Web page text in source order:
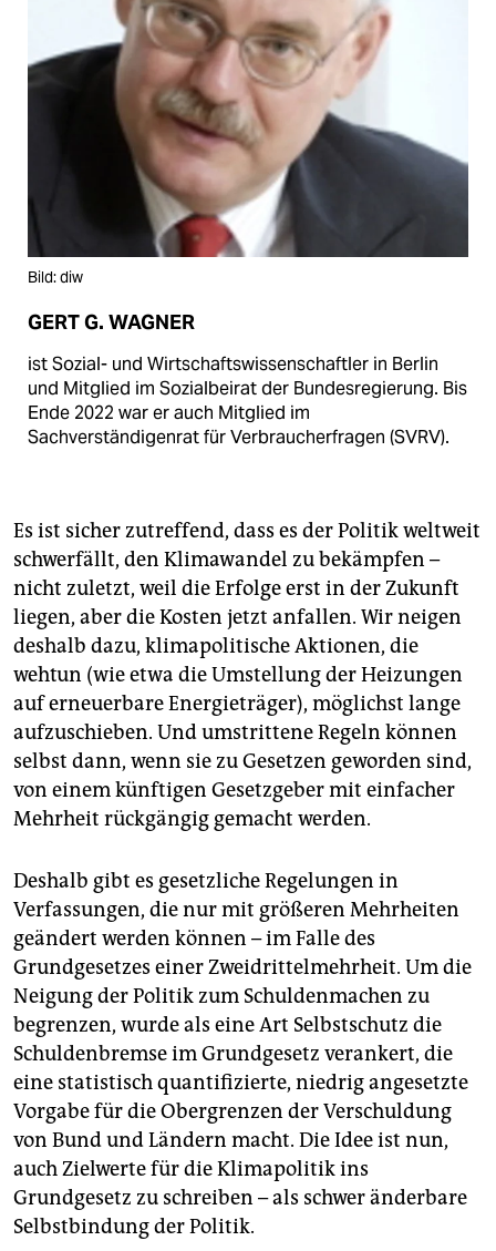
Bild: diw
GERT G. WAGNER
ist Sozial- und Wirtschaftswissenschaftler in Berlin
und Mitglied im Sozialbeirat der Bundesregierung. Bis
Ende 2022 war er auch Mitglied im
Sachverständigenrat für Verbraucherfragen (SVRV).
Es ist sicher zutreffend, dass es der Politik weltweit
schwerfällt, den Klimawandel zu bekämpfen –
nicht zuletzt, weil die Erfolge erst in der Zukunft
liegen, aber die Kosten jetzt anfallen. Wir neigen
deshalb dazu, klimapolitische Aktionen, die
wehtun (wie etwa die Umstellung der Heizungen
auf erneuerbare Energieträger), möglichst lange
aufzuschieben. Und umstrittene Regeln können
selbst dann, wenn sie zu Gesetzen geworden sind,
von einem künftigen Gesetzgeber mit einfacher
Mehrheit rückgängig gemacht werden.
Deshalb gibt es gesetzliche Regelungen in
Verfassungen, die nur mit größeren Mehrheiten
geändert werden können – im Falle des
Grundgesetzes einer Zweidrittelmehrheit. Um die
Neigung der Politik zum Schuldenmachen zu
begrenzen, wurde als eine Art Selbstschutz die
Schuldenbremse im Grundgesetz verankert, die
eine statistisch quantifizierte, niedrig angesetzte
Vorgabe für die Obergrenzen der Verschuldung
von Bund und Ländern macht. Die Idee ist nun,
auch Zielwerte für die Klimapolitik ins
Grundgesetz zu schreiben – als schwer änderbare
Selbstbindung der Politik.